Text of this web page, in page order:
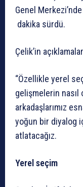
Genel
dakika sürdü.
Çelik’in
“Özellikle yerel
gelişmelerin
arkadaşlarımız
yoğun bir diyalog
atlatacağız.
Yerel seçim